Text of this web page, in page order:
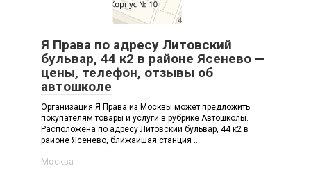
Я Права по адресу Литовский
бульвар, 44 к2 в районе Ясенево —
цены, телефон, отзывы об
автошколе
Организация Я Права из Москвы может предложить
покупателям товары и услуги в рубрике Автошколы.
Расположена по адресу Литовский бульвар, 44 к2 в
районе Ясенево, ближайшая станция ...
Москва